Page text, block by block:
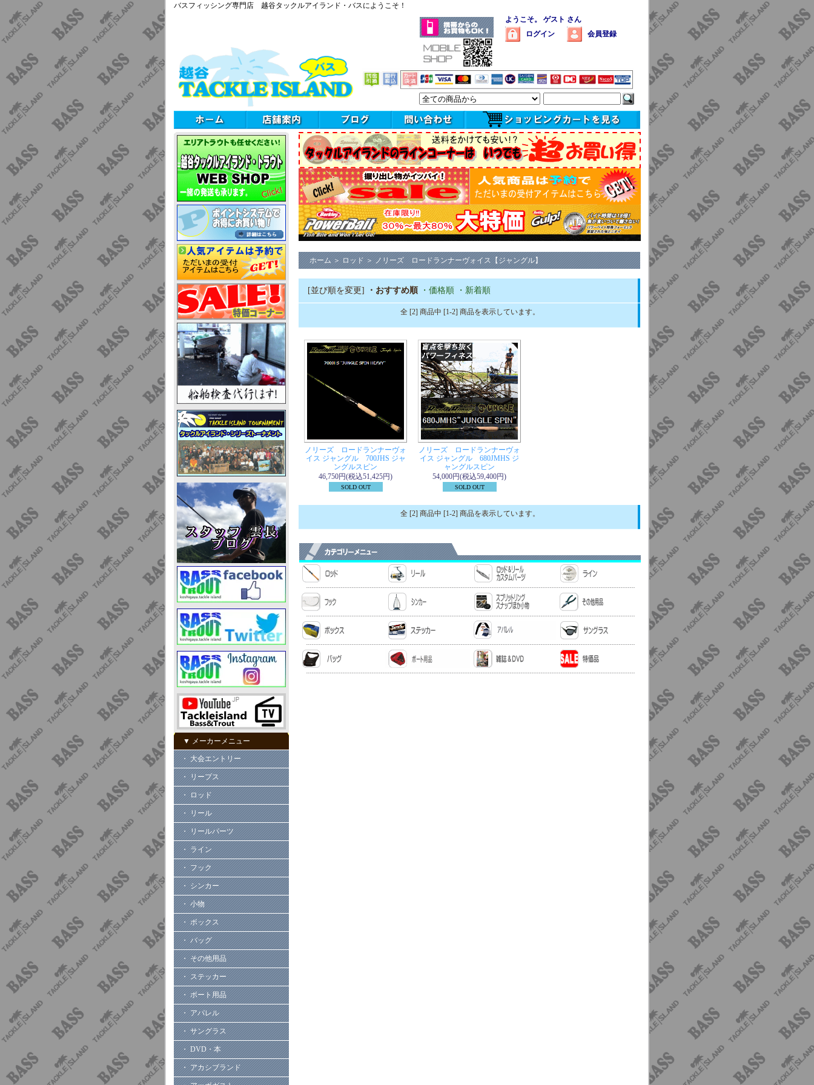
バスフィッシング専門店 越谷タックルアイランド・バスにようこそ！
ようこそ。 ゲスト さん
ログイン
会員登録
▼ メーカーメニュー
・ 大会エントリー
・ リープス
・ ロッド
・ リール
・ リールパーツ
・ ライン
・ フック
・ シンカー
・ 小物
・ ボックス
・ バッグ
・ その他用品
・ ステッカー
・ ボート用品
・ アパレル
・ サングラス
・ DVD・本
・ アカシブランド
ホーム ＞ ロッド ＞ ノリーズ ロードランナーヴォイス【ジャングル】
[並び順を変更] ・おすすめ順 ・価格順 ・新着順
全 [2] 商品中 [1-2] 商品を表示しています。
ノリーズ ロードランナーヴォ
イス ジャングル 700JHS ジャ
ングルスピン
46,750円(税込51,425円)
SOLD OUT
ノリーズ ロードランナーヴォ
イス ジャングル 680JMHS ジ
ャングルスピン
54,000円(税込59,400円)
SOLD OUT
全 [2] 商品中 [1-2] 商品を表示しています。